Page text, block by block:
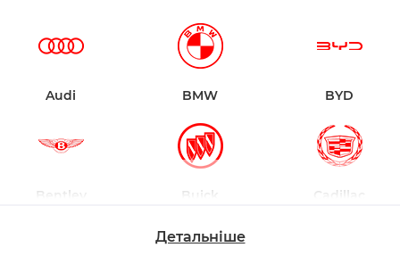
Audi BMW BYD
Bentley Buick Cadillac
Детальніше